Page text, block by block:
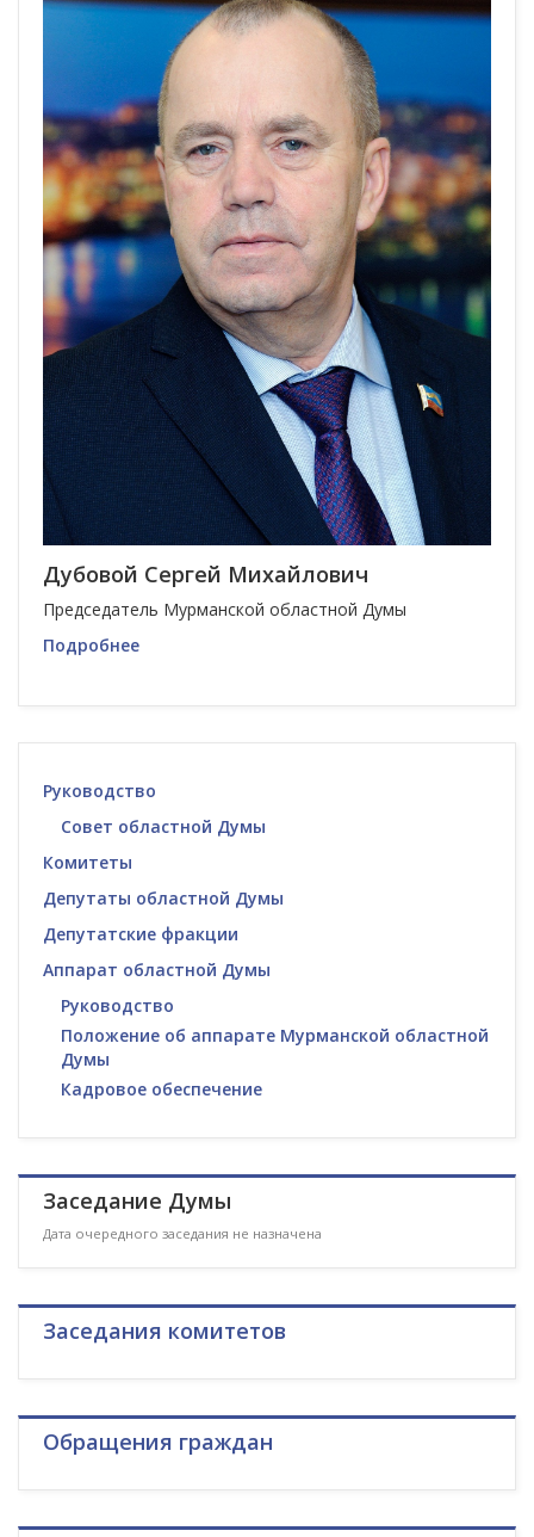
Дубовой Сергей Михайлович
Председатель Мурманской областной Думы
Подробнее
Руководство
Совет областной Думы
Комитеты
Депутаты областной Думы
Депутатские фракции
Аппарат областной Думы
Руководство
Положение об аппарате Мурманской областной
Думы
Кадровое обеспечение
Заседание Думы
Дата очередного заседания не назначена
Заседания комитетов
Обращения граждан